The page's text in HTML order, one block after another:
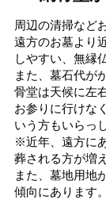
周辺の清掃など
遠方のお墓より
しやすい、無縁
また、墓石代が
骨堂は天候に左
お参りに行けな
いう方もいらっ
※近年、遠方に
葬される方が増
また、墓地用地
傾向にあります。